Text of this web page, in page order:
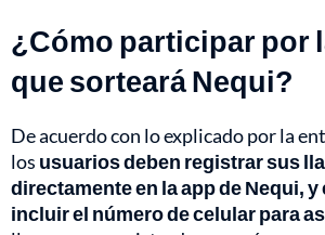
¿Cómo participar por
que sorteará Nequi?
De acuerdo con lo explicado por la
los usuarios deben registrar sus
directamente en la app de Nequi,
incluir el número de celular para